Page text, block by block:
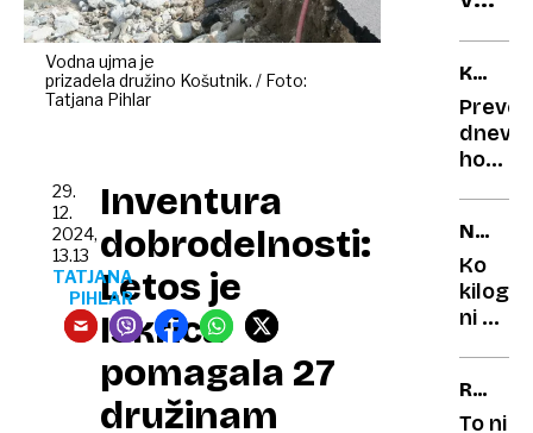
Vodna ujma je
prizadela družino Košutnik. / Foto:
Tatjana Pihlar
Inventura
dobrodelnosti:
Letos je
Iskrica
pomagala 27
družinam
29.
12.
2024,
13.13
TATJANA
PIHLAR
187
dolga
KAJ
NAS
ČAKA?
dnevni
in
na
ENOTE
Ko
ni bil
ki so
skoraj
CLIO
To ni